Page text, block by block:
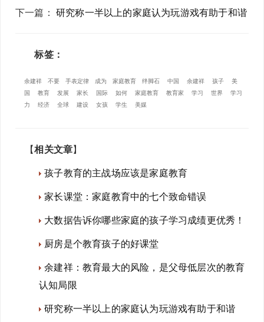
下一篇 ：研究称一半以上的家庭认为玩游戏有助于和谐
标签：
余建祥 不要 手表定律 成为 家庭教育 绊脚石 中国 余建祥 孩子
美
国
教育 发展 家长 国际 如何 家庭教育 教育家 学习 世界
学习
力
经济 全球 建设 女孩 学生 美媒
【相关文章】
孩子教育的主战场应该是家庭教育
家长课堂：家庭教育中的七个致命错误
大数据告诉你哪些家庭的孩子学习成绩更优秀！
厨房是个教育孩子的好课堂
余建祥：教育最大的风险，是父母低层次的教育
认知局限
研究称一半以上的家庭认为玩游戏有助于和谐